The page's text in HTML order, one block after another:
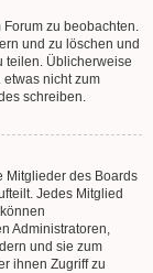
Forum zu beobachten.
und zu löschen und
teilen. Üblicherweise
etwas nicht zum
schreiben.
Mitglieder des Boards
Jedes Mitglied
Administratoren,
und sie zum
ihnen Zugriff zu